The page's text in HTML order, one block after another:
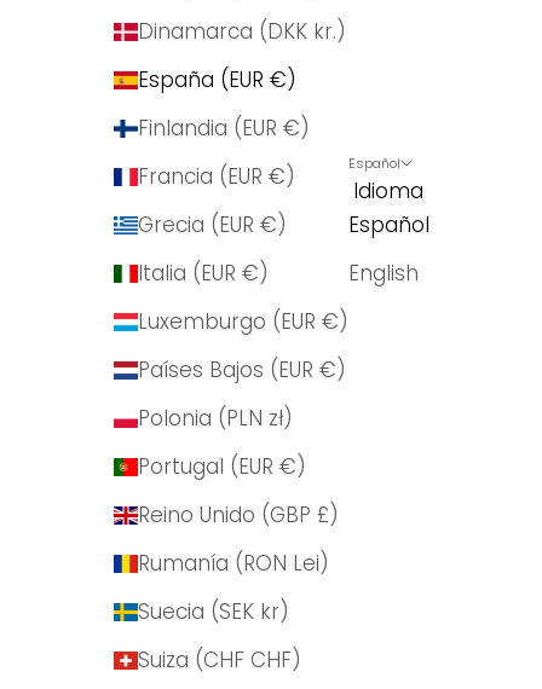
Dinamarca (DKK kr.)
España (EUR €)
Finlandia (EUR €)
Francia (EUR €)
Grecia (EUR €)
Italia (EUR €)
Luxemburgo (EUR €)
Países Bajos (EUR €)
Polonia (PLN zł)
Portugal (EUR €)
Reino Unido (GBP £)
Rumanía (RON Lei)
Suecia (SEK kr)
Suiza (CHF CHF)
Español
Idioma
Español
English